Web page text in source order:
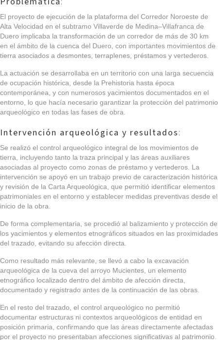
El proyecto de ejecución de la plataforma del Corredor Noroeste de
Alta Velocidad en el subtramo Villaverde de Medina–Villafranca de
Duero implicaba la transformación de un corredor de más de 30 km
en el ámbito de la cuenca del Duero, con importantes movimientos de
tierra asociados a desmontes, terraplenes, préstamos y vertederos.
La actuación se desarrollaba en un territorio con una larga secuencia
de ocupación histórica, desde la Prehistoria hasta época
contemporánea, y con numerosos yacimientos documentados en el
entorno, lo que hacía necesario garantizar la protección del patrimonio
arqueológico en todas las fases de obra.
Intervención arqueológica y resultados:
Se realizó el control arqueológico integral de los movimientos de
tierra, incluyendo tanto la traza principal y las áreas auxiliares
asociadas al proyecto como zonas de préstamo y vertederos. La
intervención se apoyó en un trabajo previo de caracterización histórica
y revisión de la Carta Arqueológica, que permitió identificar elementos
patrimoniales en el entorno y establecer medidas preventivas desde el
inicio de la obra.
De forma complementaria, se procedió al balizamiento y protección de
los yacimientos y elementos etnográficos situados en las proximidades
del trazado, evitando su afección directa.
Como resultado más relevante, se llevó a cabo la excavación
arqueológica de la cueva del arroyo Mucientes, un elemento
etnográfico localizado dentro del ámbito de afección directa,
documentado y registrado antes de la continuación de las obras.
En el resto del trazado, el control arqueológico no permitió
documentar estructuras ni contextos arqueológicos de entidad en
posición primaria, confirmando que las áreas directamente afectadas
por el proyecto no presentaban afecciones significativas al patrimonio.